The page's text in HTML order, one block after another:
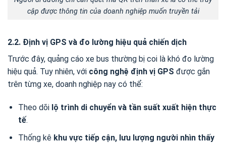
cập được thông tin của doanh nghiệp muốn truyền tải
2.2. Định vị GPS và đo lường hiệu quả chiến dịch
Trước đây, quảng cáo xe bus thường bị coi là khó đo lường
hiệu quả. Tuy nhiên, với công nghệ định vị GPS được gắn
trên từng xe, doanh nghiệp nay có thể:
Theo dõi lộ trình di chuyển và tần suất xuất hiện thực
tế.
Thống kê khu vực tiếp cận, lưu lượng người nhìn thấy